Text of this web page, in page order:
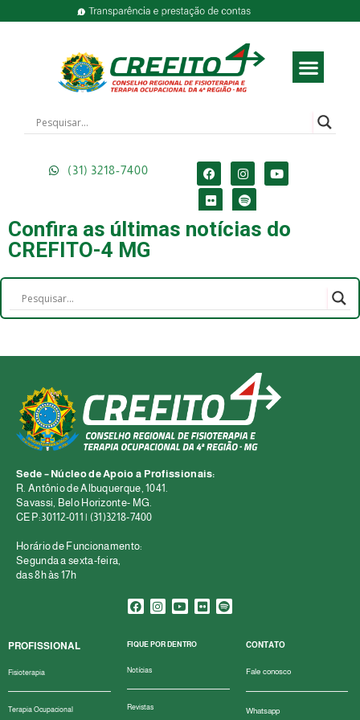
(31) 3218-7400
Confira as últimas notícias do
CREFITO-4 MG
Sede – Núcleo de Apoio a Profissionais:
R. Antônio de Albuquerque, 1041.
Savassi, Belo Horizonte- MG.
CEP:30112-011 | (31)3218-7400
Horário de Funcionamento:
Segunda a sexta-feira,
das 8h às 17h
PROFISSIONAL
Fisioterapia
Terapia Ocupacional
FIQUE POR DENTRO
Notícias
Revistas
CONTATO
Fale conosco
Whatsapp